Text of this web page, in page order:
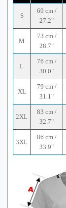
S
69 cm /
27.2"
M
73 cm /
28.7"
L
76 cm /
30.0"
XL
79 cm /
31.1"
2XL
83 cm /
32.7"
3XL
86 cm /
33.9"